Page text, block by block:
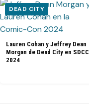
DEAD CITY
Lauren Cohan y Jeffrey Dean
Morgan de Dead City en SDCC
2024